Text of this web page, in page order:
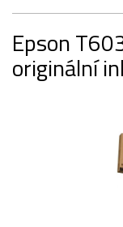
Epson
originální